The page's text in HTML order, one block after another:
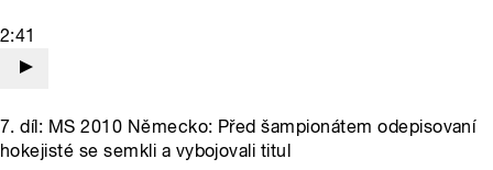
2:41
7. díl: MS 2010 Německo: Před šampionátem odepisovaní
hokejisté se semkli a vybojovali titul